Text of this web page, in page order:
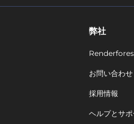
弊社
お問い合わせ
採用情報
ヘルプとサポ